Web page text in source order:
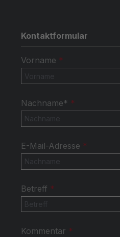
Kontaktformular
Vorname *
Nachname* *
E-Mail-Adresse *
Betreff *
Kommentar *